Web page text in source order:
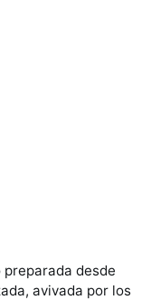
desde
avivada por los